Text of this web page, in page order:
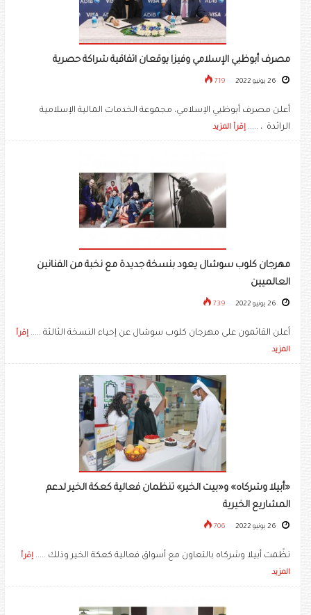
مصرف أبوظبي الإسلامي وفيزا يوقعان اتفاقية شراكة حصرية
719
أعلن مصرف أبوظبي الإسلامي، مجموعة الخدمات المالية الإسلامية
الرائدة ، ..... إقرأ المزيد
مهرجان كلوب سوشال يعود بنسخة جديدة مع نخبة من الفنانين
العالميين
739
أعلن القائمون على مهرجان كلوب سوشال عن إحياء النسخة الثالثة ..... إقرأ
المزيد
«أبيلا وشركاه» و«بيت الخير» تنظمان فعالية كعكة الخير لدعم
المشاريع الخيرية
706
نظّمت أبيلا وشركاه بالتعاون مع أسواق فعالية كعكة الخير وذلك ..... إقرأ
المزيد